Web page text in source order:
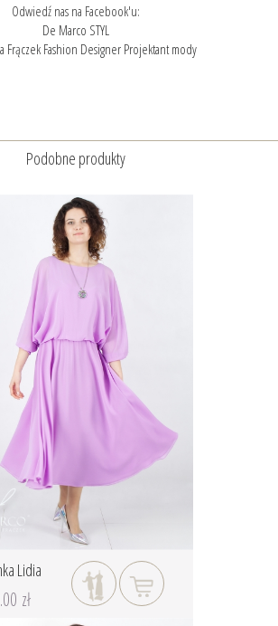
Odwiedź nas na Facebook'u:
De Marco STYL
Frączek Fashion Designer Projektant mody
Podobne produkty
Lidia
zł